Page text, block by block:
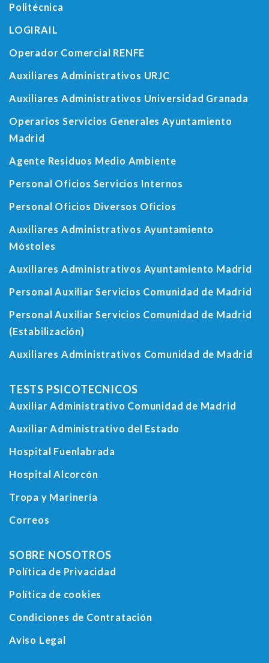
Politécnica
LOGIRAIL
Operador Comercial RENFE
Auxiliares Administrativos URJC
Auxiliares Administrativos Universidad Granada
Operarios Servicios Generales Ayuntamiento
Madrid
Agente Residuos Medio Ambiente
Personal Oficios Servicios Internos
Personal Oficios Diversos Oficios
Auxiliares Administrativos Ayuntamiento
Móstoles
Auxiliares Administrativos Ayuntamiento Madrid
Personal Auxiliar Servicios Comunidad de Madrid
Personal Auxiliar Servicios Comunidad de Madrid
(Estabilización)
Auxiliares Administrativos Comunidad de Madrid
TESTS PSICOTECNICOS
Auxiliar Administrativo Comunidad de Madrid
Auxiliar Administrativo del Estado
Hospital Fuenlabrada
Hospital Alcorcón
Tropa y Marinería
Correos
SOBRE NOSOTROS
Política de Privacidad
Política de cookies
Condiciones de Contratación
Aviso Legal